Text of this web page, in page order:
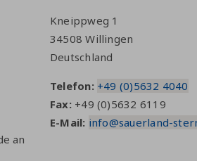
an
Kneippweg 1
34508 Willingen
Deutschland
Telefon: +49 (0)5632 4040
Fax:+49 (0)5632 6119
E-Mail: info@sauerland-